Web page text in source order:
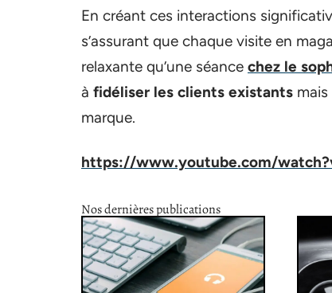
En créant ces interactions
s’assurant que chaque visite en
relaxante qu’une séance chez le
à fidéliser les clients existants
marque.
https://www.youtube.com/
Nos dernières publications